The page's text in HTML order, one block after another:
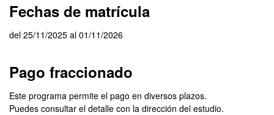
Fechas de matrícula
del 25/11/2025 al 01/11/2026
Pago fraccionado
Este programa permite el pago en diversos plazos.
Puedes consultar el detalle con la dirección del estudio.